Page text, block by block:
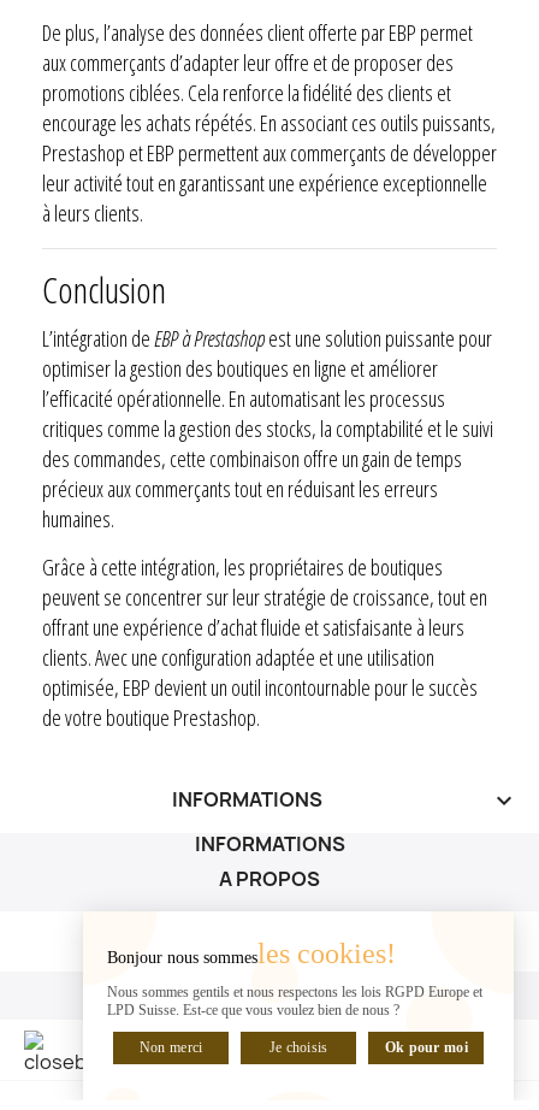
De plus, l’analyse des données client offerte par EBP permet
aux commerçants d’adapter leur offre et de proposer des
promotions ciblées. Cela renforce la fidélité des clients et
encourage les achats répétés. En associant ces outils puissants,
Prestashop et EBP permettent aux commerçants de développer
leur activité tout en garantissant une expérience exceptionnelle
à leurs clients.
Conclusion
L’intégration deEBP à Prestashopest une solution puissante pour
optimiser la gestion des boutiques en ligne et améliorer
l’efficacité opérationnelle. En automatisant les processus
critiques comme la gestion des stocks, la comptabilité et le suivi
des commandes, cette combinaison offre un gain de temps
précieux aux commerçants tout en réduisant les erreurs
humaines.
Grâce à cette intégration, les propriétaires de boutiques
peuvent se concentrer sur leur stratégie de croissance, tout en
offrant une expérience d’achat fluide et satisfaisante à leurs
clients. Avec une configuration adaptée et une utilisation
optimisée, EBP devient un outil incontournable pour le succès
de votre boutique Prestashop.
INFORMATIONS keyboard_arrow_down
INFORMATIONS
A PROPOS
A PROPOS
VOTRE COMPTE
VOTRE COMPTE
Bonjour nous sommesles cookies!
Nous sommes gentils et nous respectons les lois RGPD Europe et
LPD Suisse. Est-ce que vous voulez bien de nous ?
Non merci Je choisis Ok pour moi
DISCUTER EN LIGNE